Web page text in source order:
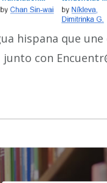
hispana que
con